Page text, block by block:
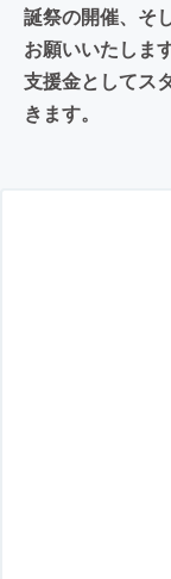
誕祭の開催、そ
お願いいたしま
支援金としてス
きます。